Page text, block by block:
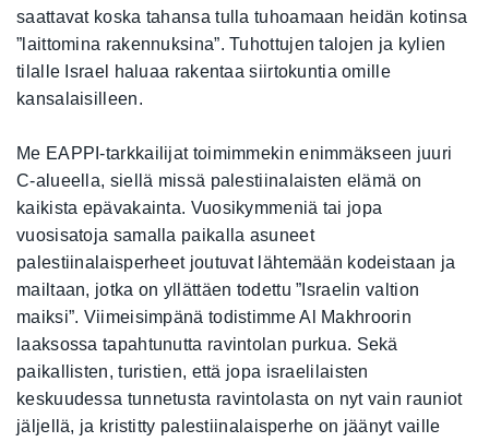
saattavat koska tahansa tulla tuhoamaan heidän kotinsa
”laittomina rakennuksina”. Tuhottujen talojen ja kylien
tilalle Israel haluaa rakentaa siirtokuntia omille
kansalaisilleen.
Me EAPPI-tarkkailijat toimimmekin enimmäkseen juuri
C-alueella, siellä missä palestiinalaisten elämä on
kaikista epävakainta. Vuosikymmeniä tai jopa
vuosisatoja samalla paikalla asuneet
palestiinalaisperheet joutuvat lähtemään kodeistaan ja
mailtaan, jotka on yllättäen todettu ”Israelin valtion
maiksi”. Viimeisimpänä todistimme Al Makhroorin
laaksossa tapahtunutta ravintolan purkua. Sekä
paikallisten, turistien, että jopa israelilaisten
keskuudessa tunnetusta ravintolasta on nyt vain rauniot
jäljellä, ja kristitty palestiinalaisperhe on jäänyt vaille